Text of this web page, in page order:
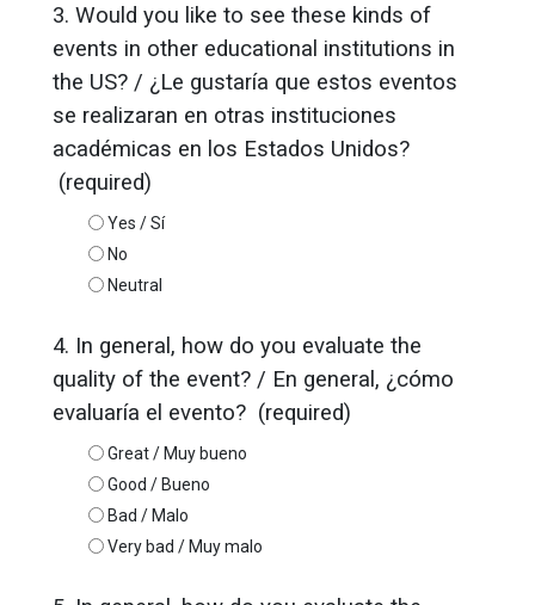
3. Would you like to see these kinds of
events in other educational institutions in
the US? / ¿Le gustaría que estos eventos
se realizaran en otras instituciones
académicas en los Estados Unidos?
(required)
Yes / Sí
No
Neutral
4. In general, how do you evaluate the
quality of the event? / En general, ¿cómo
evaluaría el evento? (required)
Great / Muy bueno
Good / Bueno
Bad / Malo
Very bad / Muy malo